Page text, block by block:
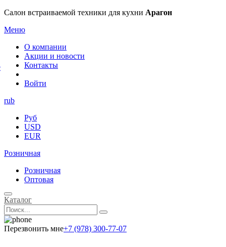
Салон встраиваемой техники для кухни Арагон
Меню
О компании
Акции и новости
Контакты
Войти
rub
Руб
USD
EUR
Розничная
Розничная
Оптовая
Каталог
Перезвонить мне+7 (978) 300-77-07